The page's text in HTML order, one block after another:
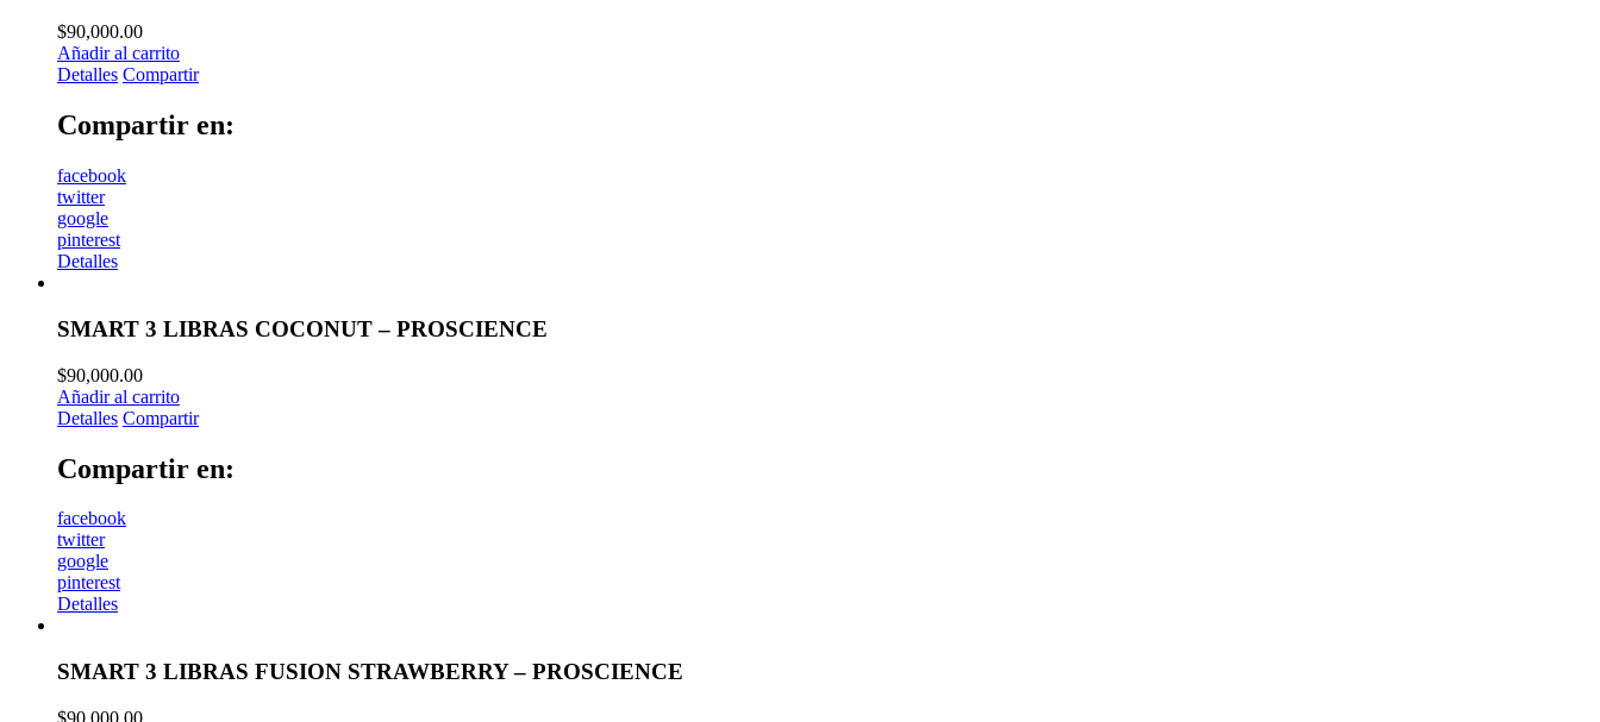
$90,000.00
Añadir al carrito
Detalles Compartir
Compartir en:
facebook
twitter
google
pinterest
Detalles
SMART 3 LIBRAS COCONUT – PROSCIENCE
$90,000.00
Añadir al carrito
Detalles Compartir
Compartir en:
facebook
twitter
google
pinterest
Detalles
SMART 3 LIBRAS FUSION STRAWBERRY – PROSCIENCE
$90,000.00